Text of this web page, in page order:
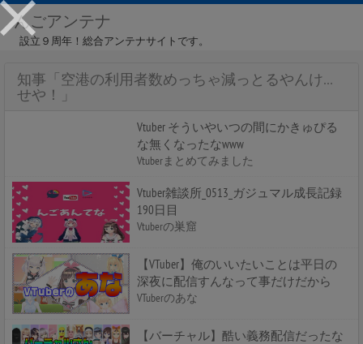
んごアンテナ
設立９周年！総合アンテナサイトです。
知事「空港の利用者数めっちゃ減っとるやんけ…
せや！」
Vtuber そういやいつの間にかきゅぴる
な無くなったなwww
Vtuberまとめてみました
Vtuber雑談所_0513_ガジュマル成長記録
190日目
Vtuberの巣窟
【VTuber】俺のいいたいことは平日の
深夜に配信すんなって事だけだから
VTuberのあな
【バーチャル】酷い義務配信だったな